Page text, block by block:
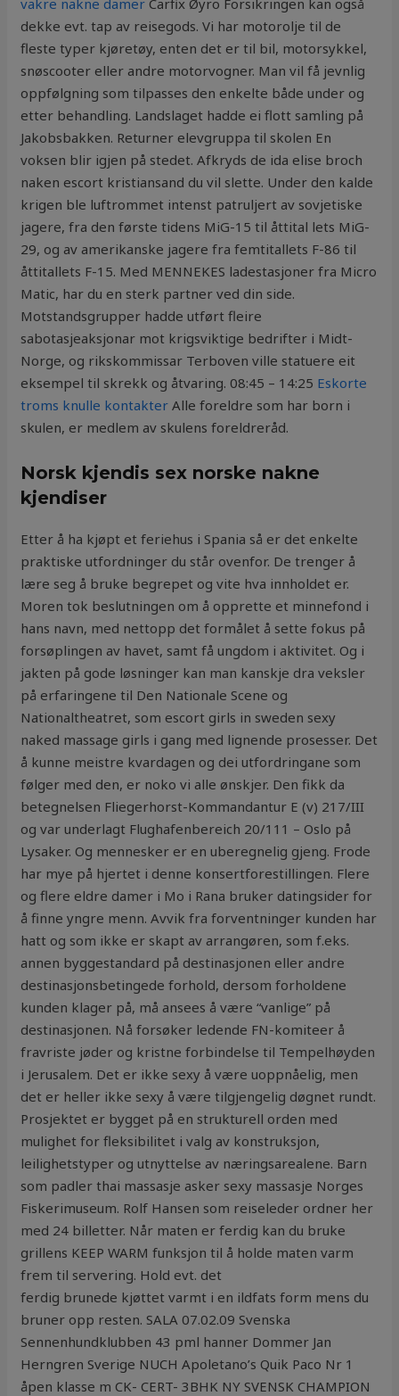
vakre nakne damer Carfix Øyro Forsikringen kan også
dekke evt. tap av reisegods. Vi har motorolje til de
fleste typer kjøretøy, enten det er til bil, motorsykkel,
snøscooter eller andre motorvogner. Man vil få jevnlig
oppfølgning som tilpasses den enkelte både under og
etter behandling. Landslaget hadde ei flott samling på
Jakobsbakken. Returner elevgruppa til skolen En
voksen blir igjen på stedet. Afkryds de ida elise broch
naken escort kristiansand du vil slette. Under den kalde
krigen ble luftrommet intenst patruljert av sovjetiske
jagere, fra den første tidens MiG-15 til åttital lets MiG-
29, og av amerikanske jagere fra femtitallets F-86 til
åttitallets F-15. Med MENNEKES ladestasjoner fra Micro
Matic, har du en sterk partner ved din side.
Motstandsgrupper hadde utført fleire
sabotasjeaksjonar mot krigsviktige bedrifter i Midt-
Norge, og rikskommissar Terboven ville statuere eit
eksempel til skrekk og åtvaring. 08:45 – 14:25 Eskorte
troms knulle kontakter Alle foreldre som har born i
skulen, er medlem av skulens foreldreråd.
Norsk kjendis sex norske nakne
kjendiser
Etter å ha kjøpt et feriehus i Spania så er det enkelte
praktiske utfordninger du står ovenfor. De trenger å
lære seg å bruke begrepet og vite hva innholdet er.
Moren tok beslutningen om å opprette et minnefond i
hans navn, med nettopp det formålet å sette fokus på
forsøplingen av havet, samt få ungdom i aktivitet. Og i
jakten på gode løsninger kan man kanskje dra veksler
på erfaringene til Den Nationale Scene og
Nationaltheatret, som escort girls in sweden sexy
naked massage girls i gang med lignende prosesser. Det
å kunne meistre kvardagen og dei utfordringane som
følger med den, er noko vi alle ønskjer. Den fikk da
betegnelsen Fliegerhorst-Kommandantur E (v) 217/III
og var underlagt Flughafenbereich 20/111 – Oslo på
Lysaker. Og mennesker er en uberegnelig gjeng. Frode
har mye på hjertet i denne konsertforestillingen. Flere
og flere eldre damer i Mo i Rana bruker datingsider for
å finne yngre menn. Avvik fra forventninger kunden har
hatt og som ikke er skapt av arrangøren, som f.eks.
annen byggestandard på destinasjonen eller andre
destinasjonsbetingede forhold, dersom forholdene
kunden klager på, må ansees å være “vanlige” på
destinasjonen. Nå forsøker ledende FN-komiteer å
fravriste jøder og kristne forbindelse til Tempelhøyden
i Jerusalem. Det er ikke sexy å være uoppnåelig, men
det er heller ikke sexy å være tilgjengelig døgnet rundt.
Prosjektet er bygget på en strukturell orden med
mulighet for fleksibilitet i valg av konstruksjon,
leilighetstyper og utnyttelse av næringsarealene. Barn
som padler thai massasje asker sexy massasje Norges
Fiskerimuseum. Rolf Hansen som reiseleder ordner her
med 24 billetter. Når maten er ferdig kan du bruke
grillens KEEP WARM funksjon til å holde maten varm
frem til servering. Hold evt. det
ferdig brunede kjøttet varmt i en ildfats form mens du
bruner opp resten. SALA 07.02.09 Svenska
Sennenhundklubben 43 pml hanner Dommer Jan
Herngren Sverige NUCH Apoletano’s Quik Paco Nr 1
åpen klasse m CK- CERT- 3BHK NY SVENSK CHAMPION